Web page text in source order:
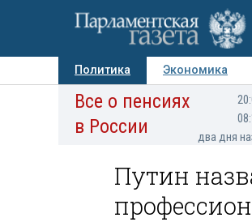
Политика Экономика
Авторы Персоны
Все о пенсиях
в России
два дня
Путин